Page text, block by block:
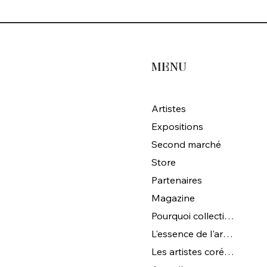
MENU
Artistes
Expositions
Second marché
Store
Partenaires
Magazine
Pourquoi collectionner l'art coréen ?
L'essence de l'art coréen
Les artistes coréens de Magna Gallery